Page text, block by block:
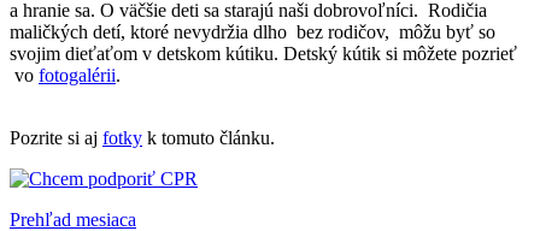
a hranie sa. O väčšie deti sa starajú naši dobrovoľníci. Rodičia
maličkých detí, ktoré nevydržia dlho bez rodičov, môžu byť so
svojim dieťaťom v detskom kútiku. Detský kútik si môžete pozrieť
vo fotogalérii.
Pozrite si aj fotky k tomuto článku.
Prehľad mesiaca